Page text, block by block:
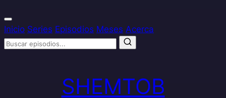
Inicio Series Episodios Meses Acerca
SHEMTOB